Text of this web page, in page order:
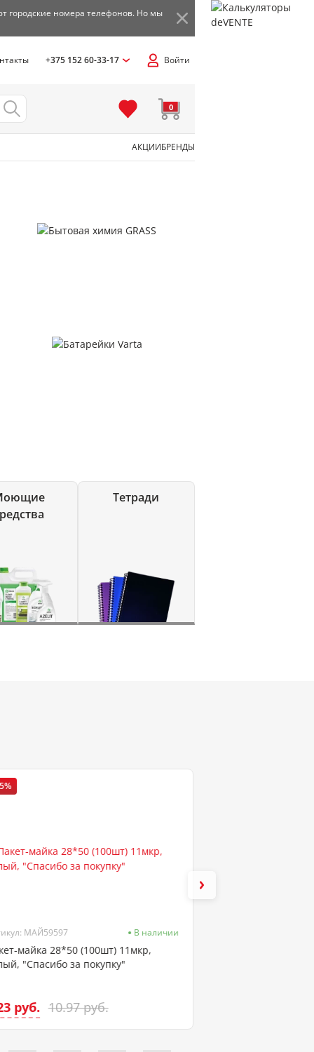
городские номера телефонов. Но мы
+375 152 60-33-17 Войти
0
АКЦИИБРЕНДЫ
Тетради
МАЙ59597 В наличии
майка 28*50 (100шт) 11мкр,
"Спасибо за покупку"
руб. 10.97 руб.